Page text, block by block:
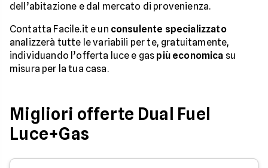
dell’abitazione e dal mercato di provenienza.
Contatta Facile.it e un consulente specializzato
analizzerà tutte le variabili per te, gratuitamente,
individuando l’offerta luce e gas più economica su
misura per la tua casa.
Migliori offerte Dual Fuel
Luce+Gas